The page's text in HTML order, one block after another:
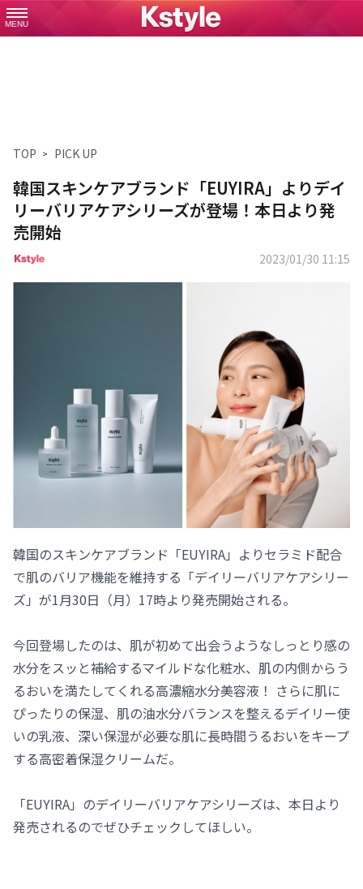
MENU
TOP PICK UP
韓国スキンケアブランド「EUYIRA」よりデイ
リーバリアケアシリーズが登場！本日より発
売開始
2023/01/30 11:15
韓国のスキンケアブランド「EUYIRA」よりセラミド配合
で肌のバリア機能を維持する「デイリーバリアケアシリー
ズ」が1月30日（月）17時より発売開始される。
今回登場したのは、肌が初めて出会うようなしっとり感の
水分をスッと補給するマイルドな化粧水、肌の内側からう
るおいを満たしてくれる高濃縮水分美容液！ さらに肌に
ぴったりの保湿、肌の油水分バランスを整えるデイリー使
いの乳液、深い保湿が必要な肌に長時間うるおいをキープ
する高密着保湿クリームだ。
「EUYIRA」のデイリーバリアケアシリーズは、本日より
発売されるのでぜひチェックしてほしい。